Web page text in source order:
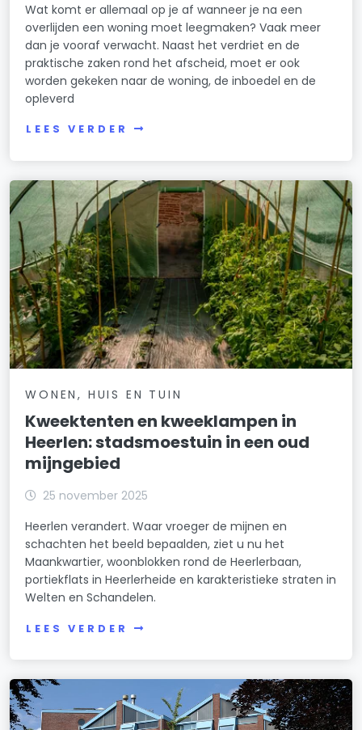
Wat komt er allemaal op je af wanneer je na een
overlijden een woning moet leegmaken? Vaak meer
dan je vooraf verwacht. Naast het verdriet en de
praktische zaken rond het afscheid, moet er ook
worden gekeken naar de woning, de inboedel en de
opleverd
LEES VERDER
WONEN, HUIS EN TUIN
Kweektenten en kweeklampen in
Heerlen: stadsmoestuin in een oud
mijngebied
25 november 2025
Heerlen verandert. Waar vroeger de mijnen en
schachten het beeld bepaalden, ziet u nu het
Maankwartier, woonblokken rond de Heerlerbaan,
portiekflats in Heerlerheide en karakteristieke straten in
Welten en Schandelen.
LEES VERDER